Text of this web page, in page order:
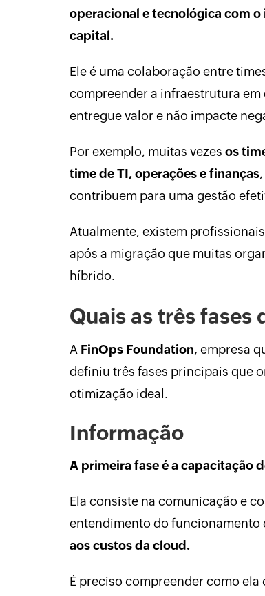
operacional e tecnológica com
capital.
Ele é uma colaboração entre
compreender a infraestrutura
entregue valor e não impacte
Por exemplo, muitas vezes os
time de TI, operações e finanças
contribuem para uma gestão
Atualmente, existem
após a migração que muitas
híbrido.
Quais as três fases
A FinOps Foundation, empresa
definiu três fases principais que
otimização ideal.
Informação
A primeira fase é a capacitação
Ela consiste na comunicação e
entendimento do funcionamento
aos custos da cloud.
É preciso compreender como